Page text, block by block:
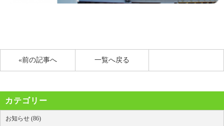
«前の記事へ 一覧へ戻る
カテゴリー
お知らせ (86)